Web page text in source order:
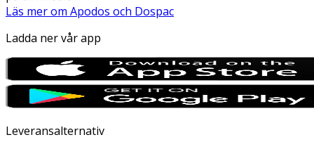
Läs mer om Apodos och Dospac
Ladda ner vår app
Leveransalternativ